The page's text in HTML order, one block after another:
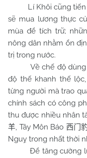
Lí Khôi cũng tiến
sẽ mua lương thực
mùa để tích trữ;
nông dân nhằm ổn
trị trong nước.
Về chế độ dùng
độ thế khanh thế
từng người mà trao
chính sách có công
thu được nhiều nhân
羊, Tây Môn Báo 西门
Nguỵ trong nhất thời
Để tăng cường lực